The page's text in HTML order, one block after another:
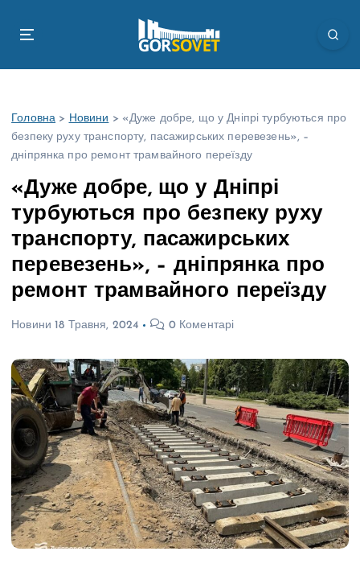
Головна > Новини > «Дуже добре, що у Дніпрі турбуються про
безпеку руху транспорту, пасажирських перевезень», –
дніпрянка про ремонт трамвайного переїзду
«Дуже добре, що у Дніпрі
турбуються про безпеку руху
транспорту, пасажирських
перевезень», – дніпрянка про
ремонт трамвайного переїзду
Новини 18 Травня, 2024 0 Коментарі